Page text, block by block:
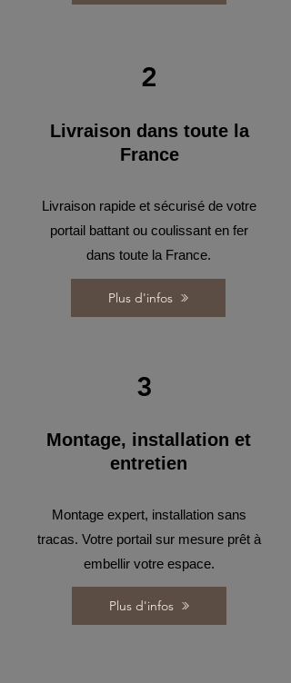
2
Livraison dans toute la
France
Livraison rapide et sécurisé de votre
portail battant ou coulissant en fer
dans toute la France.
Plus d'infos
3
Montage, installation et
entretien
Montage expert, installation sans
tracas. Votre portail sur mesure prêt à
embellir votre espace.
Plus d'infos